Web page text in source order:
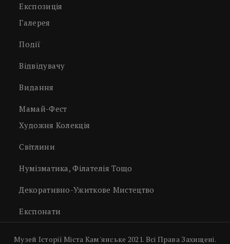
Експозиція
Галерея
Події
Відвідувачу
Видання
Мамай-Фест
Художня Колекція
Світлини
Нумізматика, Філателія Тощо
Декоративно-Ужиткове Мистецтво
Експонати
Музей Історії Міста Кам'янське 2021. Всі Права Захищені.